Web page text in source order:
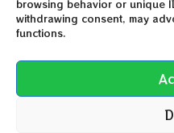
browsing behavior or unique
withdrawing consent, may
functions.
0480 611 866